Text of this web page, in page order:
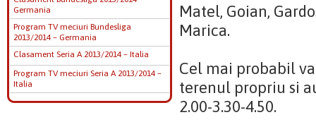
Germania
Program TV meciuri Bundesliga
2013/2014 – Germania
Clasament Seria A 2013/2014 – Italia
Program TV meciuri Seria A 2013/2014 –
Italia
Matel, Goian,
Marica.
Cel mai probabil
terenul propriu si
2.00-3.30-4.50.